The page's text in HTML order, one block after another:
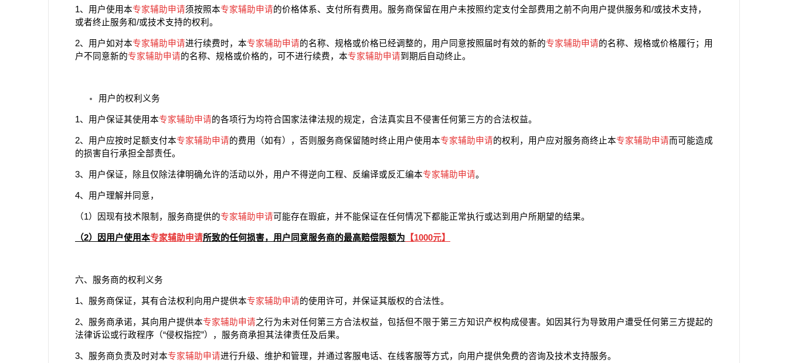
1、用户使用本专家辅助申请须按照本专家辅助申请的价格体系、支付所有费用。服务商保留在用户未按照约定支付全部费用之前不向用户提供服务和/或技术支持，
或者终止服务和/或技术支持的权利。
2、用户如对本专家辅助申请进行续费时，本专家辅助申请的名称、规格或价格已经调整的，用户同意按照届时有效的新的专家辅助申请的名称、规格或价格履行；用
户不同意新的专家辅助申请的名称、规格或价格的，可不进行续费，本专家辅助申请到期后自动终止。
用户的权利义务
1、用户保证其使用本专家辅助申请的各项行为均符合国家法律法规的规定，合法真实且不侵害任何第三方的合法权益。
2、用户应按时足额支付本专家辅助申请的费用（如有），否则服务商保留随时终止用户使用本专家辅助申请的权利，用户应对服务商终止本专家辅助申请而可能造成
的损害自行承担全部责任。
3、用户保证，除且仅除法律明确允许的活动以外，用户不得逆向工程、反编译或反汇编本专家辅助申请。
4、用户理解并同意，
（1）因现有技术限制，服务商提供的专家辅助申请可能存在瑕疵，并不能保证在任何情况下都能正常执行或达到用户所期望的结果。
（2）因用户使用本专家辅助申请所致的任何损害，用户同意服务商的最高赔偿限额为 【1000元】
六、服务商的权利义务
1、服务商保证，其有合法权利向用户提供本专家辅助申请的使用许可，并保证其版权的合法性。
2、服务商承诺，其向用户提供本专家辅助申请之行为未对任何第三方合法权益，包括但不限于第三方知识产权构成侵害。如因其行为导致用户遭受任何第三方提起的
法律诉讼或行政程序（“侵权指控”），服务商承担其法律责任及后果。
3、服务商负责及时对本专家辅助申请进行升级、维护和管理，并通过客服电话、在线客服等方式，向用户提供免费的咨询及技术支持服务。